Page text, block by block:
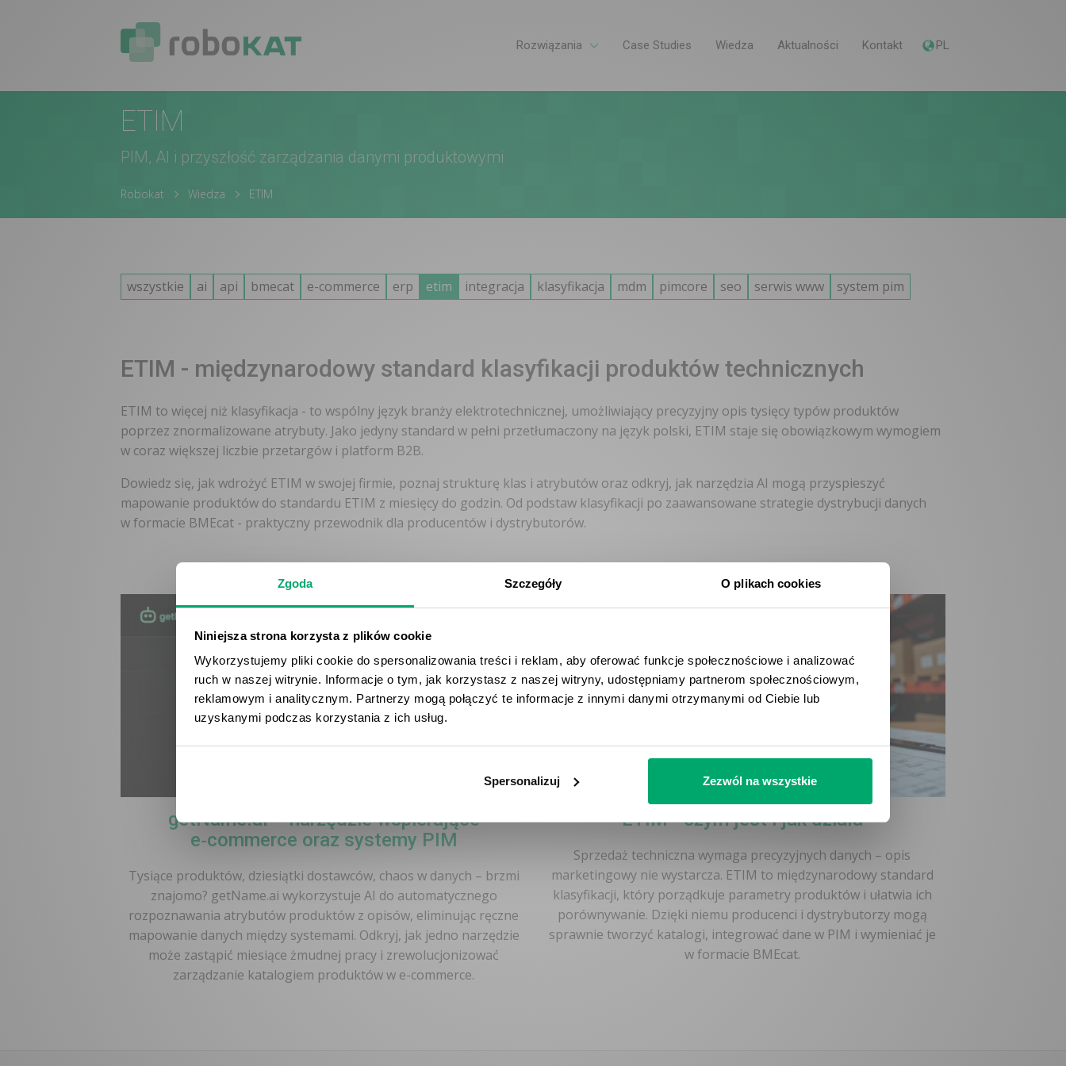
Zgoda Szczegóły O plikach cookies
Niniejsza strona korzysta z plików cookie
Wykorzystujemy pliki cookie do spersonalizowania treści i reklam, aby oferować funkcje społecznościowe i analizować
ruch w naszej witrynie. Informacje o tym, jak korzystasz z naszej witryny, udostępniamy partnerom społecznościowym,
reklamowym i analitycznym. Partnerzy mogą połączyć te informacje z innymi danymi otrzymanymi od Ciebie lub
uzyskanymi podczas korzystania z ich usług.
Spersonalizuj Zezwól na wszystkie
Rozwiązania Case Studies Wiedza Aktualności Kontakt PL
ETIM
PIM, AI i przyszłość zarządzania danymi produktowymi
Robokat Wiedza ETIM
wszystkie ai api bmecat e-commerce erp etim integracja klasyfikacja mdm pimcore seo serwis www system pim
ETIM - międzynarodowy standard klasyfikacji produktów technicznych
ETIM to więcej niż klasyfikacja - to wspólny język branży elektrotechnicznej, umożliwiający precyzyjny opis tysięcy typów produktów
poprzez znormalizowane atrybuty. Jako jedyny standard w pełni przetłumaczony na język polski, ETIM staje się obowiązkowym wymogiem
w coraz większej liczbie przetargów i platform B2B.
Dowiedz się, jak wdrożyć ETIM w swojej firmie, poznaj strukturę klas i atrybutów oraz odkryj, jak narzędzia AI mogą przyspieszyć
mapowanie produktów do standardu ETIM z miesięcy do godzin. Od podstaw klasyfikacji po zaawansowane strategie dystrybucji danych
w formacie BMEcat - praktyczny przewodnik dla producentów i dystrybutorów.
getName.ai – narzędzie wspierające
e‑commerce oraz systemy PIM
Tysiące produktów, dziesiątki dostawców, chaos w danych – brzmi
znajomo? getName.ai wykorzystuje AI do automatycznego
rozpoznawania atrybutów produktów z opisów, eliminując ręczne
mapowanie danych między systemami. Odkryj, jak jedno narzędzie
może zastąpić miesiące żmudnej pracy i zrewolucjonizować
zarządzanie katalogiem produktów w e-commerce.
ETIM - czym jest i jak działa
Sprzedaż techniczna wymaga precyzyjnych danych – opis
marketingowy nie wystarcza. ETIM to międzynarodowy standard
klasyfikacji, który porządkuje parametry produktów i ułatwia ich
porównywanie. Dzięki niemu producenci i dystrybutorzy mogą
sprawnie tworzyć katalogi, integrować dane w PIM i wymieniać je
w formacie BMEcat.